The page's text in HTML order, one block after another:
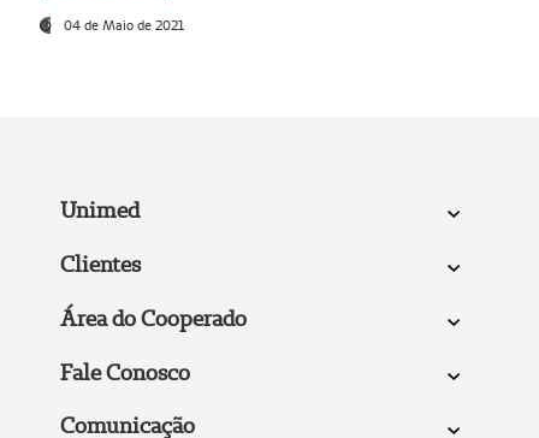
04 de Maio de 2021
Unimed
Clientes
Área do Cooperado
Fale Conosco
Comunicação